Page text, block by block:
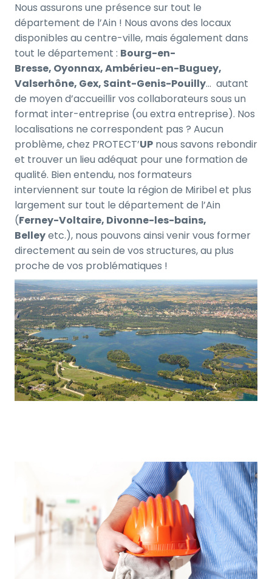
Nous assurons une présence sur tout le
département de l’Ain ! Nous avons des locaux
disponibles au centre-ville, mais également dans
tout le département : Bourg-en-
Bresse, Oyonnax, Ambérieu-en-Buguey,
Valserhône, Gex, Saint-Genis-Pouilly… autant
de moyen d’accueillir vos collaborateurs sous un
format inter-entreprise (ou extra entreprise). Nos
localisations ne correspondent pas ? Aucun
problème, chez PROTECT’UP nous savons rebondir
et trouver un lieu adéquat pour une formation de
qualité. Bien entendu, nos formateurs
interviennent sur toute la région de Miribel et plus
largement sur tout le département de l’Ain
(Ferney-Voltaire, Divonne-les-bains,
Belleyetc.), nous pouvons ainsi venir vous former
directement au sein de vos structures, au plus
proche de vos problématiques !